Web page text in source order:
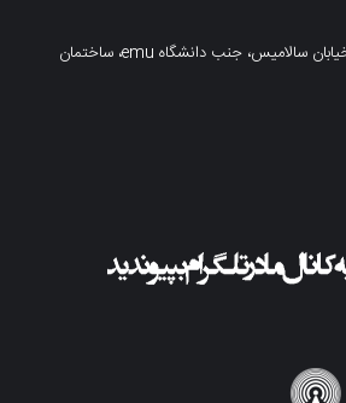
قبرس شمالی، فاماگوستا، خیابان سالامیس، جنب دانشگاه emu، ساختمان